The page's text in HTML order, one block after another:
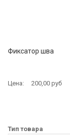
Фиксатор шва
Цена: 200,00 руб
Тип товара